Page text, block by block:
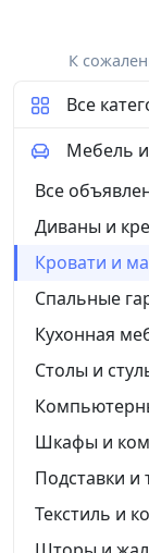
К
Все
Мебель
Все
Диваны и
Кровати и
Спальные
Кухонная
Столы и
Шкафы и
Подставки и
Текстиль и